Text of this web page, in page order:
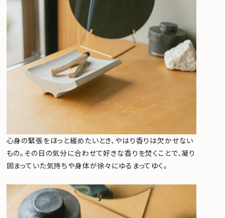
心身の緊張をほっと緩めたいとき、やはり香りは欠かせない
もの。その日の気分に合わせて好きな香りを焚くことで、凝り
固まっていた気持ちや身体が徐々にゆるまってゆく。